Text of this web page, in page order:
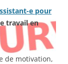
e pour
travail en
de motivation,